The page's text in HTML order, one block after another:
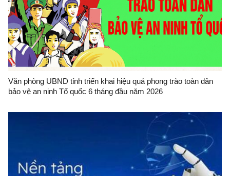
Văn phòng UBND tỉnh triển khai hiệu quả phong trào toàn dân
bảo vệ an ninh Tổ quốc 6 tháng đầu năm 2026